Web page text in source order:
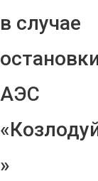
в случае
АЭС
»